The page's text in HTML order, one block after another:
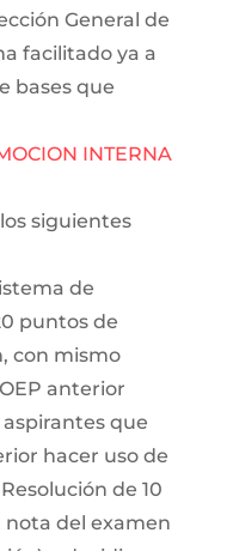
General de
facilitado ya a
bases que
INTERNA
siguientes
de
puntos de
con mismo
anterior
aspirantes que
hacer uso de
de 10
nota del examen